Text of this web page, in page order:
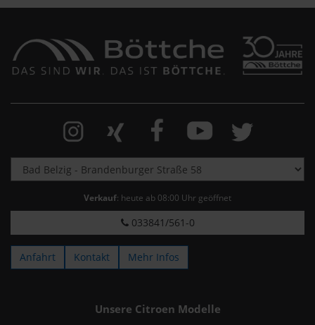
Verkauf: heute ab 08:00 Uhr geöffnet
033841/561-0
Anfahrt Kontakt Mehr Infos
Unsere Citroen Modelle